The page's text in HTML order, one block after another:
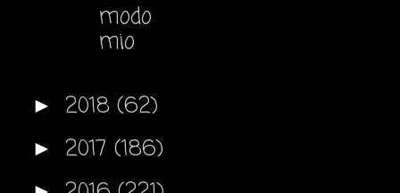
modo
mio
► 2018 (62)
► 2017 (186)